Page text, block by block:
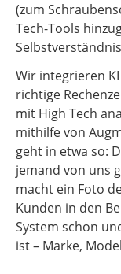
(zum
Tech-Tools
Wir integrieren
richtige
mit High Tech
mithilfe von
geht in etwa so:
jemand von uns
macht ein Foto
Kunden in den
System schon
ist – Marke,